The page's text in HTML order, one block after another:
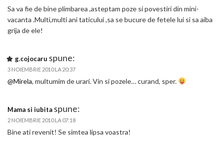
Sa va fie de bine plimbarea ,asteptam poze si povestiri din mini-
vacanta .Multi,multi ani taticului ,sa se bucure de fetele lui si sa aiba
grija de ele!
g.cojocaru spune:
3 NOIEMBRIE 2010 LA 20:37
@Mirela, multumim de urari. Vin si pozele… curand, sper.
Mama si iubita spune:
2 NOIEMBRIE 2010 LA 07:18
Bine ati revenit! Se simtea lipsa voastra!